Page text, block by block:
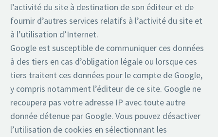
l’activité du site à destination de son éditeur et de
fournir d’autres services relatifs à l’activité du site et
à l’utilisation d’Internet.
Google est susceptible de communiquer ces données
à des tiers en cas d’obligation légale ou lorsque ces
tiers traitent ces données pour le compte de Google,
y compris notamment l’éditeur de ce site. Google ne
recoupera pas votre adresse IP avec toute autre
donnée détenue par Google. Vous pouvez désactiver
l’utilisation de cookies en sélectionnant les